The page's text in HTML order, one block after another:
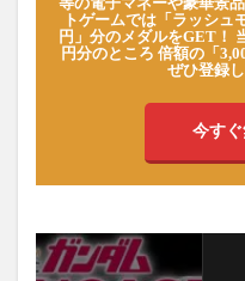
トゲームでは「ラッシュ
円」分のメダルをGET！
円分のところ 倍額の「
ぜひ登録
今す